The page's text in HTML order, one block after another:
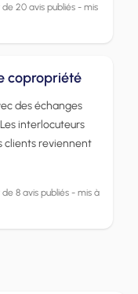
20 avis publiés - mis
copropriété
des échanges
interlocuteurs
clients reviennent
8 avis publiés - mis à